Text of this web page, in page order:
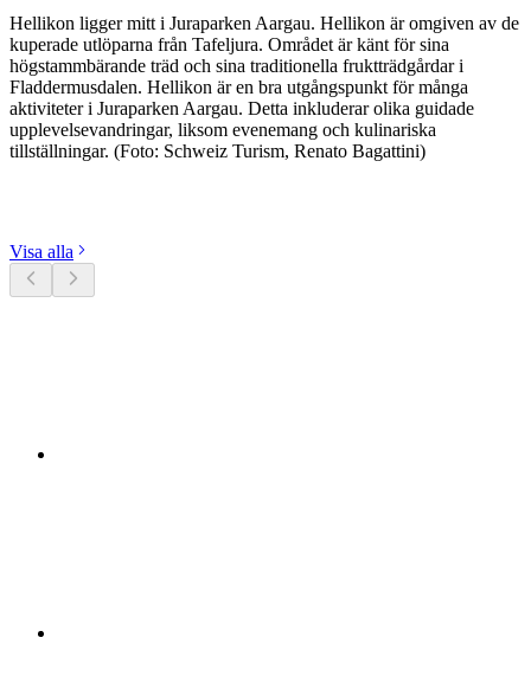
Hellikon ligger mitt i Juraparken Aargau. Hellikon är omgiven av de
kuperade utlöparna från Tafeljura. Området är känt för sina
högstammbärande träd och sina traditionella fruktträdgårdar i
Fladdermusdalen. Hellikon är en bra utgångspunkt för många
aktiviteter i Juraparken Aargau. Detta inkluderar olika guidade
upplevelsevandringar, liksom evenemang och kulinariska
tillställningar. (Foto: Schweiz Turism, Renato Bagattini)
Visa alla